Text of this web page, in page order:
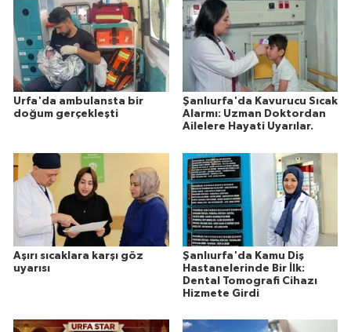
Urfa'da ambulansta bir
doğum gerçekleşti
Şanlıurfa'da Kavurucu Sıcak
Alarmı: Uzman Doktordan
Ailelere Hayati Uyarılar.
Aşırı sıcaklara karşı göz
uyarısı
Şanlıurfa'da Kamu Diş
Hastanelerinde Bir İlk:
Dental Tomografi Cihazı
Hizmete Girdi